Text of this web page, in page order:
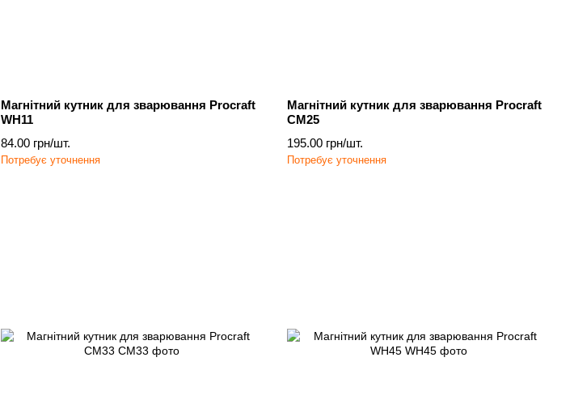
Магнітний кутник для зварювання Procraft
WH11
84.00 грн/шт.
Потребує уточнення
Магнітний кутник для зварювання Procraft
CM25
195.00 грн/шт.
Потребує уточнення